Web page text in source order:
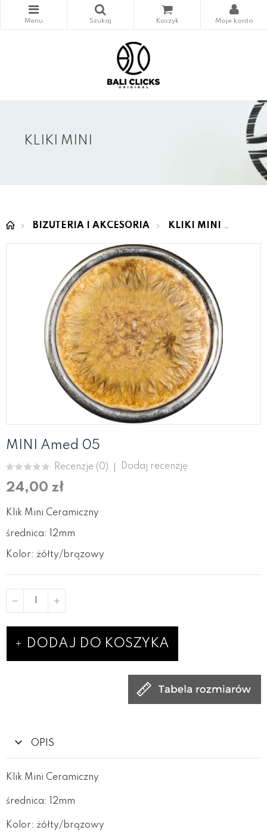
KLIKI MINI
BIŻUTERIA I AKCESORIA KLIKI MINI
MINI Amed 05
Recenzje (0) Dodaj recenzję
24,00 zł
Klik Mini Ceramiczny
średnica: 12mm
Kolor: żółty/brązowy
DODAJ DO KOSZYKA
OPIS
Klik Mini Ceramiczny
średnica: 12mm
Kolor: żółty/brązowy